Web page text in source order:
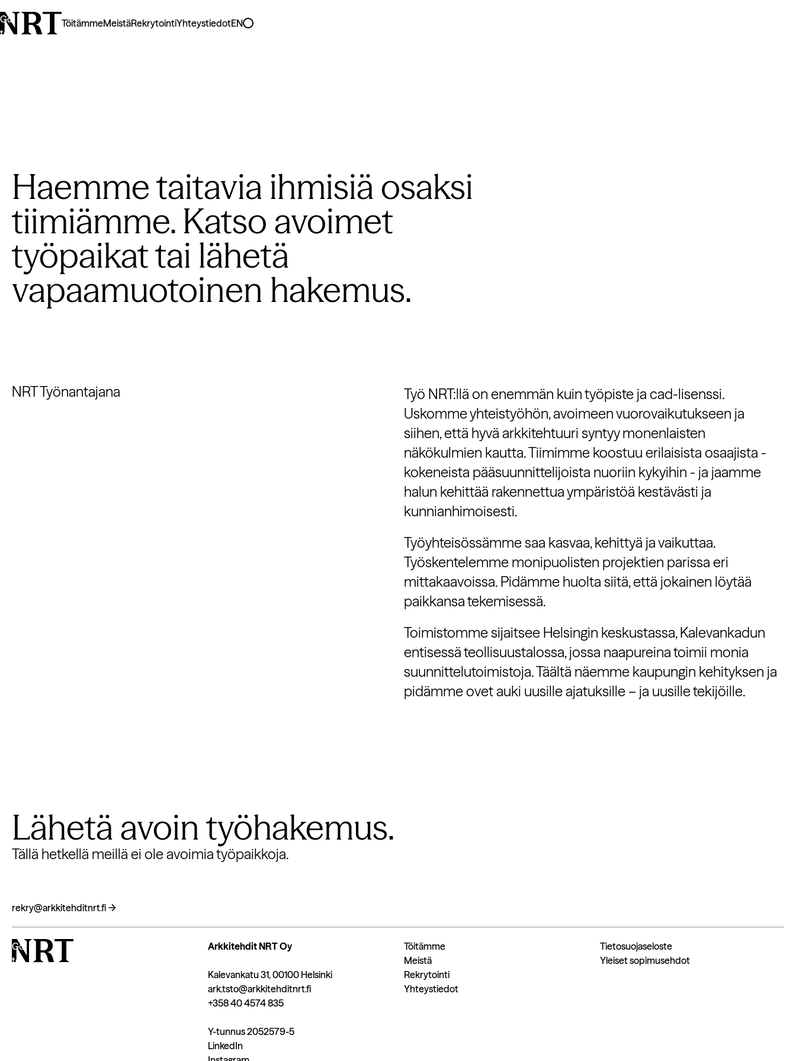
Go
to
TöitämmeMeistäRekrytointiYhteystiedotEN
Haemme taitavia ihmisiä osaksi
tiimiämme. Katso avoimet
työpaikat tai lähetä
vapaamuotoinen hakemus.
NRT Työnantajana
Työ NRT:llä on enemmän kuin työpiste ja cad-lisenssi.
Uskomme yhteistyöhön, avoimeen vuorovaikutukseen ja
siihen, että hyvä arkkitehtuuri syntyy monenlaisten
näkökulmien kautta. Tiimimme koostuu erilaisista osaajista -
kokeneista pääsuunnittelijoista nuoriin kykyihin - ja jaamme
halun kehittää rakennettua ympäristöä kestävästi ja
kunnianhimoisesti.
Työyhteisössämme saa kasvaa, kehittyä ja vaikuttaa.
Työskentelemme monipuolisten projektien parissa eri
mittakaavoissa. Pidämme huolta siitä, että jokainen löytää
paikkansa tekemisessä.
Toimistomme sijaitsee Helsingin keskustassa, Kalevankadun
entisessä teollisuustalossa, jossa naapureina toimii monia
suunnittelutoimistoja. Täältä näemme kaupungin kehityksen ja
pidämme ovet auki uusille ajatuksille – ja uusille tekijöille.
Lähetä avoin työhakemus.
Tällä hetkellä meillä ei ole avoimia työpaikkoja.
rekry@arkkitehditnrt.fi
rekry@arkkitehditnrt.fi
Go
to
Arkkitehdit NRT Oy
Kalevankatu 31, 00100 Helsinki
ark.tsto@arkkitehditnrt.fi
+358 40 4574 835
Y-tunnus 2052579-5
LinkedIn
Töitämme
Meistä
Rekrytointi
Yhteystiedot
Tietosuojaseloste
Yleiset sopimusehdot